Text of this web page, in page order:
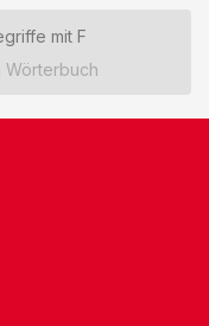
mit F
Wörterbuch